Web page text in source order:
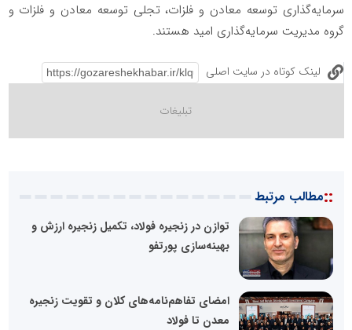
سرمایه‌گذاری توسعه معادن و فلزات، تجلی توسعه معادن و فلزات و
گروه مدیریت سرمایه‌گذاری امید هستند.
لینک کوتاه در سایت اصلی
::مطالب مرتبط
توازن در زنجیره فولاد، تکمیل زنجیره ارزش و
بهینه‌سازی پورتفو
امضای تفاهم‌نامه‌های کلان و تقویت زنجیره
معدن تا فولاد